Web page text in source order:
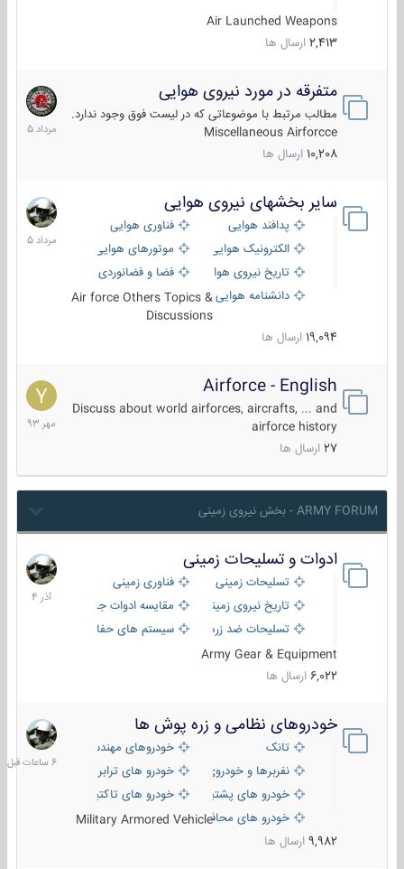
Air Launched Weapons
2,413 ارسال ها
متفرقه در مورد نیروی هوایی
مطالب مرتبط با موضوعاتی که در لیست فوق وجود ندارد.
Miscellaneous Airforcce
10,208 ارسال ها
7
مرداد
1405
سایر بخشهای نیروی هوایی
پدافند هوایی
فناوری هوایی
الکترونیک هوایی
موتورهای هوایی
تاریخ نیروی هوایی
فضا و فضانوردی
دانشنامه هواییAir force Others Topics &
Discussions
19,094 ارسال ها
2
مرداد
1405
Airforce - English
Discuss about world airforces, aircrafts, ... and
airforce history
27 ارسال ها
15
مهر
1393
ARMY FORUM - بخش نیروی زمینی
ادوات و تسلیحات زمینی
تسلیحات زمینی
فناوری زمینی
تاریخ نیروی زمینی
مقایسه ادوات جنگی
تسلیحات ضد زره
سیستم های حفاظت فعال
Army Gear & Equipment
6,022 ارسال ها
21
آذر
1404
خودروهای نظامی و زره پوش ها
تانک
خودروهای مهندسی
نفربرها و خودروی های رزمی پیاده نظام
خودرو های ترابری نظامی
خودرو های پشتیبانی آتش ، شناسایی و ضد تانک
خودرو های تاکتیکی نظامی
خودرو های محافظت شدهMilitary Armored Vehicle
9,982 ارسال ها
6
ساعات
قبل